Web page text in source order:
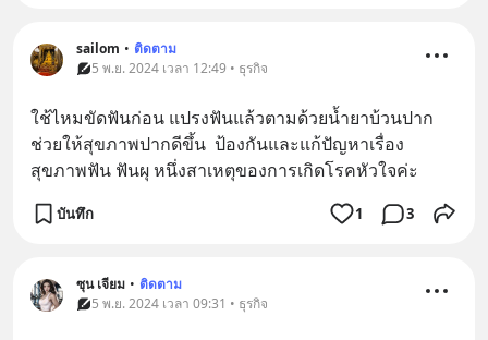
sailom • ติดตาม
5 พ.ย. 2024 เวลา 12:49 • ธุรกิจ
ใช้ไหมขัดฟันก่อน แปรงฟันแล้วตามด้วยน้ำยาบ้วนปาก
ช่วยให้สุขภาพปากดีขึ้น  ป้องกันและแก้ปัญหาเรื่อง
สุขภาพฟัน ฟันผุ หนึ่งสาเหตุของการเกิดโรคหัวใจค่ะ
บันทึก 1 3
ซุน เจียม • ติดตาม
5 พ.ย. 2024 เวลา 09:31 • ธุรกิจ